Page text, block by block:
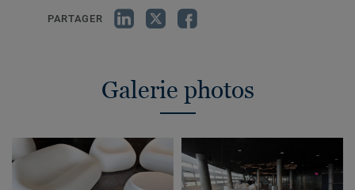
PARTAGER
Galerie photos